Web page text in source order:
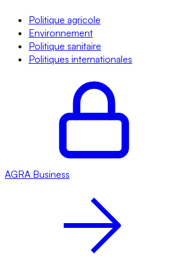
Politique agricole
Environnement
Politique sanitaire
Politiques internationales
AGRA Business